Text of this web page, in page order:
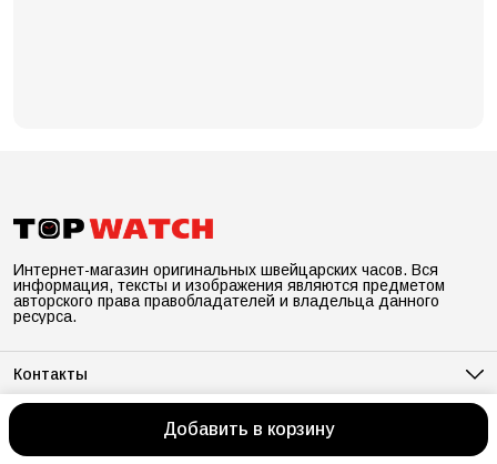
Добавить в корзину
Интернет-магазин оригинальных швейцарских часов. Вся
информация, тексты и изображения являются предметом
авторского права правобладателей и владельца данного
ресурса.
Контакты
Адрес
Санкт-Петербург, ул.Рентгена лит.А д. 7, оф.278
8 (800) 222-44-68
Режим работы
БлогОплатаДоставкаПравила возврата